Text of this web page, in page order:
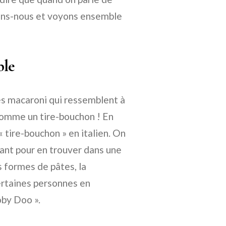
nous et voyons ensemble
macaroni qui ressemblent à
un tire-bouchon ! En
bouchon » en italien. On
pour en trouver dans une
formes de pâtes, la
personnes en
Doo ».